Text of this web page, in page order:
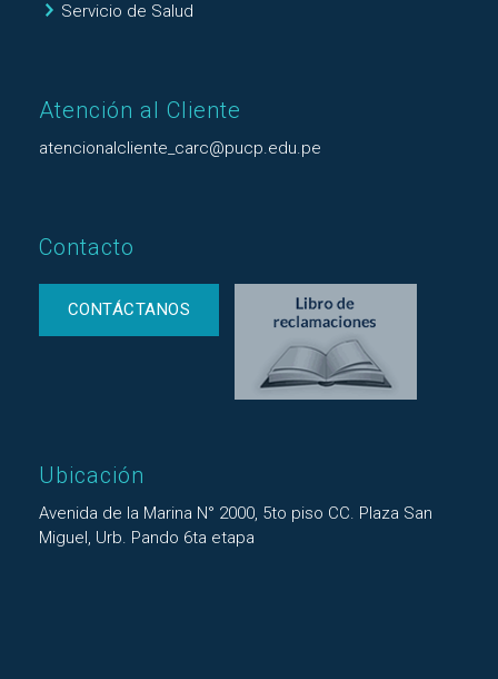
Servicio de Salud
Atención al Cliente
atencionalcliente_carc@pucp.edu.pe
Contacto
CONTÁCTANOS
Ubicación
Avenida de la Marina N° 2000, 5to piso CC. Plaza San
Miguel, Urb. Pando 6ta etapa